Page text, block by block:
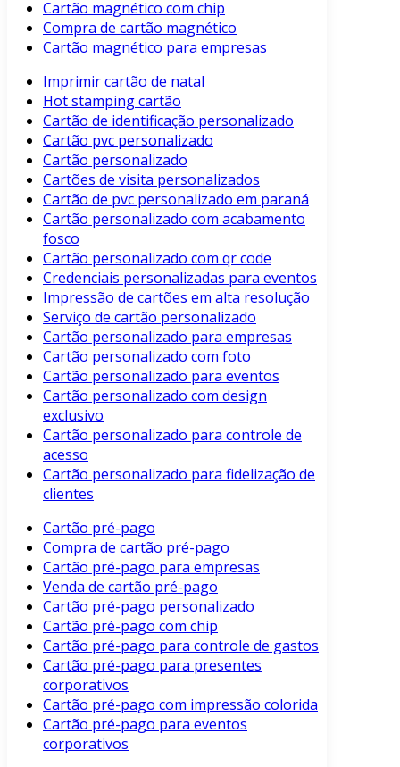
Cartão magnético com chip
Compra de cartão magnético
Cartão magnético para empresas
Imprimir cartão de natal
Hot stamping cartão
Cartão de identificação personalizado
Cartão pvc personalizado
Cartão personalizado
Cartões de visita personalizados
Cartão de pvc personalizado em paraná
Cartão personalizado com acabamento
fosco
Cartão personalizado com qr code
Credenciais personalizadas para eventos
Impressão de cartões em alta resolução
Serviço de cartão personalizado
Cartão personalizado para empresas
Cartão personalizado com foto
Cartão personalizado para eventos
Cartão personalizado com design
exclusivo
Cartão personalizado para controle de
acesso
Cartão personalizado para fidelização de
clientes
Cartão pré-pago
Compra de cartão pré-pago
Cartão pré-pago para empresas
Venda de cartão pré-pago
Cartão pré-pago personalizado
Cartão pré-pago com chip
Cartão pré-pago para controle de gastos
Cartão pré-pago para presentes
corporativos
Cartão pré-pago com impressão colorida
Cartão pré-pago para eventos
corporativos